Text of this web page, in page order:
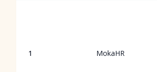
1 MokaHR